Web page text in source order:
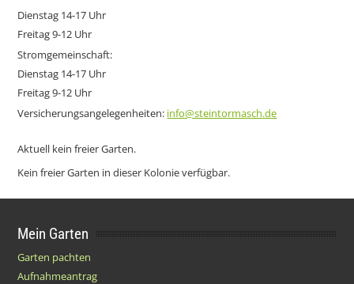
Dienstag 14-17 Uhr
Freitag 9-12 Uhr
Stromgemeinschaft:
Dienstag 14-17 Uhr
Freitag 9-12 Uhr
Versicherungsangelegenheiten: info@steintormasch.de
Aktuell kein freier Garten.
Kein freier Garten in dieser Kolonie verfügbar.
Mein Garten
Garten pachten
Aufnahmeantrag